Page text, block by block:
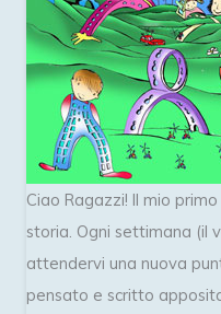
Ciao Ragazzi! Il mio
storia. Ogni settimana (il
attendervi una nuova
pensato e scritto